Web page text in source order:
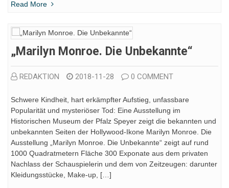
Read More
„Marilyn Monroe. Die Unbekannte“
REDAKTION 2018-11-28 0 COMMENT
Schwere Kindheit, hart erkämpfter Aufstieg, unfassbare
Popularität und mysteriöser Tod: Eine Ausstellung im
Historischen Museum der Pfalz Speyer zeigt die bekannten und
unbekannten Seiten der Hollywood-Ikone Marilyn Monroe. Die
Ausstellung „Marilyn Monroe. Die Unbekannte“ zeigt auf rund
1000 Quadratmetern Fläche 300 Exponate aus dem privaten
Nachlass der Schauspielerin und dem von Zeitzeugen: darunter
Kleidungsstücke, Make-up, […]